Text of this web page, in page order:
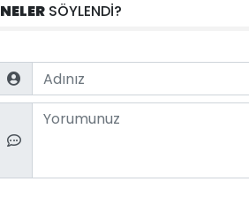
NELER SÖYLENDİ?
Name
Comment